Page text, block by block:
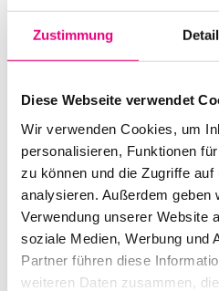
Zustimmung
Diese Webseite verwendet
Wir verwenden Cookies, um
personalisieren, Funktionen
zu können und die Zugriffe
analysieren. Außerdem geben
Verwendung unserer Website
soziale Medien, Werbung und
Partner führen diese
weiteren Daten zusammen,
Staatlichen Hochschule für
Kunst Mannheim und ist
Basel. Seine langjährige
Improvisation und dem
unterschiedlichen
seine Lehrtätigkeit, sondern
Schaffen.
Sein Antrittskonzert
Abend mit einem Repertoire